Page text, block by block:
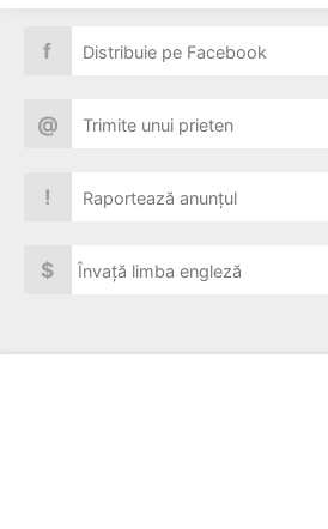
f Distribuie pe Facebook
@ Trimite unui prieten
! Raportează anunțul
$ Învață limba engleză